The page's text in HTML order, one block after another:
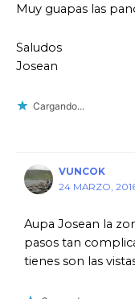
Muy guapas las
Saludos
Josean
Cargando...
VUNCOK
24 MARZO,
Aupa Josean la
pasos tan
tienes son las